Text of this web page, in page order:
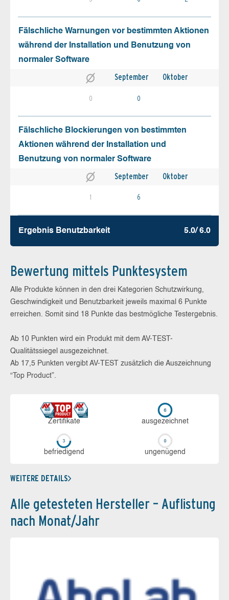
Fälschliche Warnungen vor bestimmten Aktionen
während der Installation und Benutzung von
normaler Software
September Oktober
0 0
Fälschliche Blockierungen von bestimmten
Aktionen während der Installation und
Benutzung von normaler Software
September Oktober
1 6
Ergebnis Benutz­barkeit 5.0/ 6.0
Bewertung mittels Punktesystem
Alle Produkte können in den drei Kategorien Schutzwirkung,
Geschwindigkeit und Benutzbarkeit jeweils maximal 6 Punkte
erreichen. Somit sind 18 Punkte das bestmögliche Testergebnis.
Ab 10 Punkten wird ein Produkt mit dem AV-TEST-
Qualitätssiegel ausgezeichnet.
Ab 17,5 Punkten vergibt AV-TEST zusätzlich die Auszeichnung
“Top Product”.
Zerti­fikate aus­ge­zeich­net
be­frie­di­gend un­ge­nü­gend
WEITERE DETAILS
Alle getesteten Hersteller – Auflistung
nach Monat/Jahr